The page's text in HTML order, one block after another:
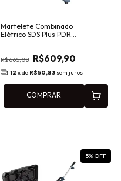
Martelete Combinado
Elétrico SDS Plus PDR
R$665,08 R$609,90
12 x de R$50,83 sem juros
COMPRAR
5% OFF